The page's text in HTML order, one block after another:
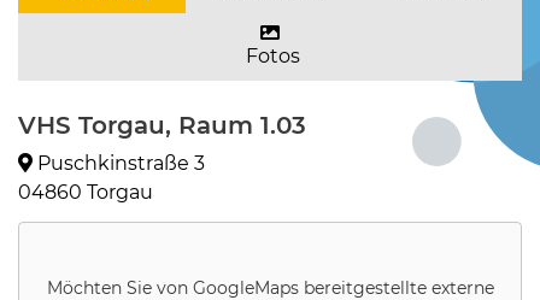
Fotos
VHS Torgau, Raum 1.03
Puschkinstraße 3
04860 Torgau
Möchten Sie von GoogleMapsbereitgestellte externe